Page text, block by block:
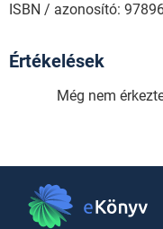
ISBN / azonosító:
Értékelések
Még nem